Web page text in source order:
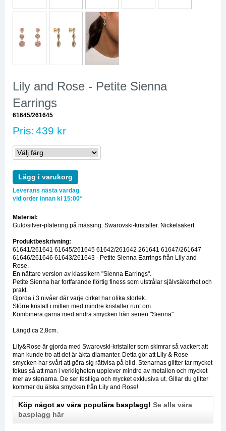
Lily and Rose - Petite Sienna
Earrings
61645/261645
Pris: 439 kr
Lägg i varukorg
Leverans nästa vardag
vid order innan kl 15:00*
Material:
Guld/silver-plätering på mässing. Swarovski-kristaller. Nickelsäkert
Produktbeskrivning:
61641/261641 61645/261645 61642/261642 261641 61647/261647
61646/261646 61643/261643 - Petite Sienna Earrings från Lily and
Rose.
En nättare version av klassikern "Sienna Earrings".
Petite Sienna har fortfarande flörtig finess som utstrålar självsäkerhet och
prakt.
Gjorda i 3 nivåer där varje cirkel har olika storlek.
Större kristall i mitten med mindre kristaller runt om.
Kombinera gärna med andra smycken från serien "Sienna".
Längd ca 2,8cm.
Lily&Rose är gjorda med Swarovski-kristaller som skimrar så vackert att
man kunde tro att det är äkta diamanter. Detta gör att Lily & Rose
smycken har svårt att göra sig rättvisa på bild. Stenarnas glitter tar mycket
fokus så att man i verkligheten upplever mindre av metallen och mycket
mer av stenarna. De ser festliga och mycket exklusiva ut. Gillar du glitter
kommer du älska smycken från Lily and Rose!
Köp något av våra populära basplagg! Se alla våra
basplagg här